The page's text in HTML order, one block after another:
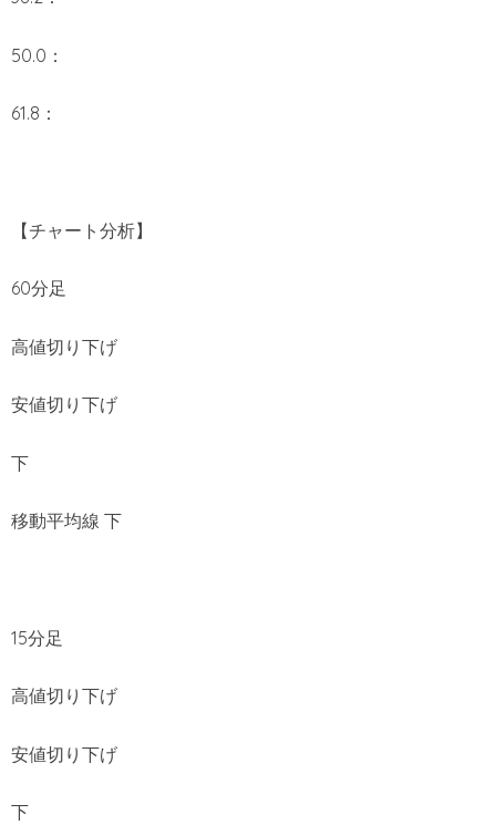
50.0：
61.8：
【チャート分析】
60分足
高値切り下げ
安値切り下げ
下
移動平均線 下
15分足
高値切り下げ
安値切り下げ
下